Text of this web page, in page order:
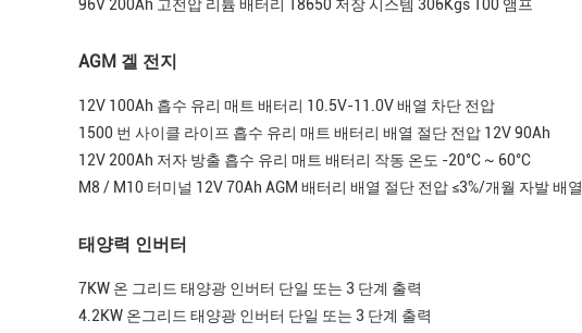
96V 200Ah 고전압 리튬 배터리 18650 저장 시스템 306Kgs 100 앰프
AGM 겔 전지
12V 100Ah 흡수 유리 매트 배터리 10.5V-11.0V 배열 차단 전압
1500 번 사이클 라이프 흡수 유리 매트 배터리 배열 절단 전압 12V 90Ah
12V 200Ah 저자 방출 흡수 유리 매트 배터리 작동 온도 -20°C ~ 60°C
M8 / M10 터미널 12V 70Ah AGM 배터리 배열 절단 전압 ≤3%/개월 자발 배열
태양력 인버터
7KW 온 그리드 태양광 인버터 단일 또는 3 단계 출력
4.2KW 온그리드 태양광 인버터 단일 또는 3 단계 출력